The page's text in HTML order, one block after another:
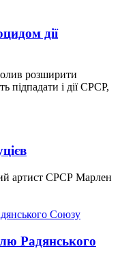
дії
розширити
підпадати і дії СРСР,
артист СРСР Марлен
Радянського